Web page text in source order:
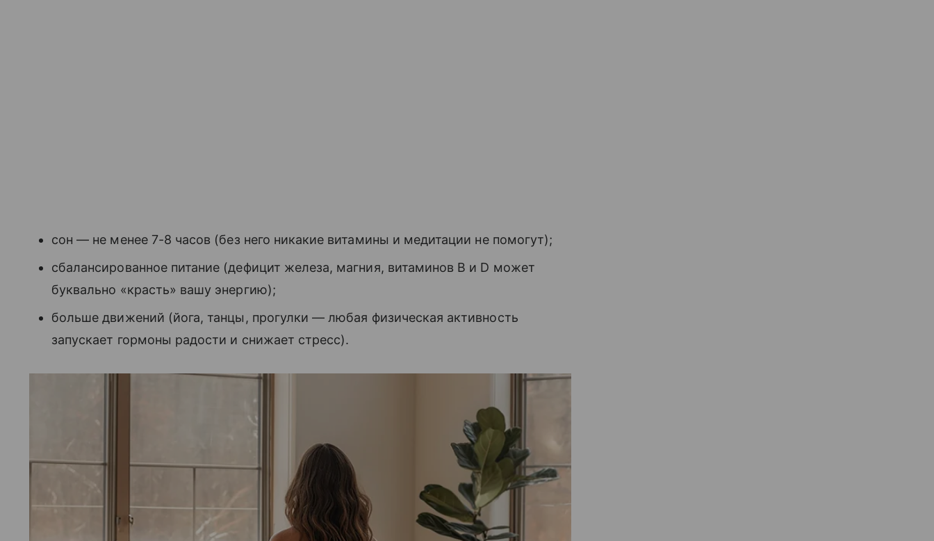
сон — не менее 7-8 часов (без него никакие витамины и медитации не помогут);
сбалансированное питание (дефицит железа, магния, витаминов B и D может
буквально «красть» вашу энергию);
больше движений (йога, танцы, прогулки — любая физическая активность
запускает гормоны радости и снижает стресс).